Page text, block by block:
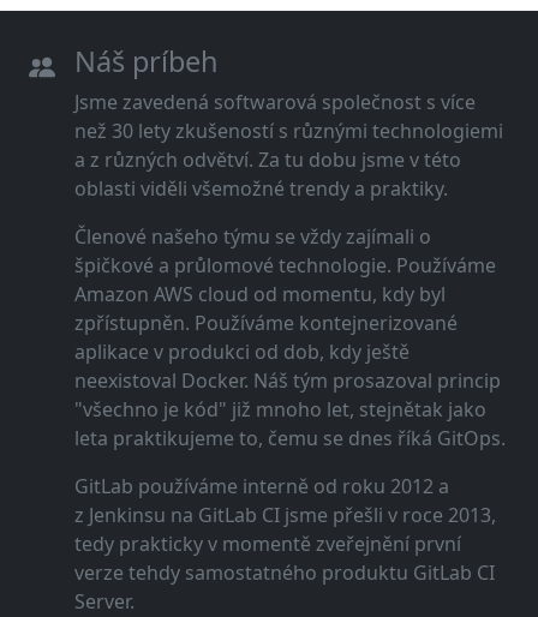
Náš príbeh
Jsme zavedená softwarová společnost s více
než 30 lety zkušeností s různými technologiemi
a z různých odvětví. Za tu dobu jsme v této
oblasti viděli všemožné trendy a praktiky.
Členové našeho týmu se vždy zajímali o
špičkové a průlomové technologie. Používáme
Amazon AWS cloud od momentu, kdy byl
zpřístupněn. Používáme kontejnerizované
aplikace v produkci od dob, kdy ještě
neexistoval Docker. Náš tým prosazoval princip
"všechno je kód" již mnoho let, stejnětak jako
leta praktikujeme to, čemu se dnes říká GitOps.
GitLab používáme interně od roku 2012 a
z Jenkinsu na GitLab CI jsme přešli v roce 2013,
tedy prakticky v momentě zveřejnění první
verze tehdy samostatného produktu GitLab CI
Server.